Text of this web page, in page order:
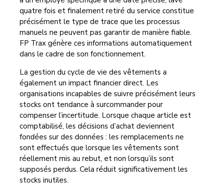
quatre fois et finalement retiré du service constitue
précisément le type de trace que les processus
manuels ne peuvent pas garantir de manière fiable.
FP Trax génère ces informations automatiquement
dans le cadre de son fonctionnement.
La gestion du cycle de vie des vêtements a
également un impact financier direct. Les
organisations incapables de suivre précisément leurs
stocks ont tendance à surcommander pour
compenser l’incertitude. Lorsque chaque article est
comptabilisé, les décisions d’achat deviennent
fondées sur des données : les remplacements ne
sont effectués que lorsque les vêtements sont
réellement mis au rebut, et non lorsqu’ils sont
supposés perdus. Cela réduit significativement les
stocks inutiles.